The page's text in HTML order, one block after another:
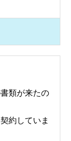
類が来たの
約していま